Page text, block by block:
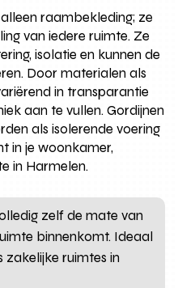
raambekleding; ze
van iedere ruimte. Ze
isolatie en kunnen de
Door materialen als
in transparantie
aan te vullen. Gordijnen
als isolerende voering
in je woonkamer,
in Harmelen.
zelf de mate van
binnenkomt. Ideaal
ruimtes in